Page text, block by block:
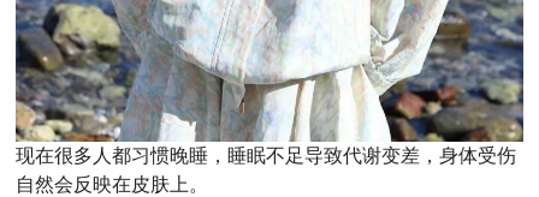
现在很多人都习惯晚睡，睡眠不足导致代谢变差，身体受伤
自然会反映在皮肤上。